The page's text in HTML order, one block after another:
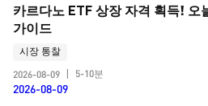
카르다노 ETF 상장 자격 획득! 오
가이드
시장 통찰
2026-08-09
5-10분
2026-08-09